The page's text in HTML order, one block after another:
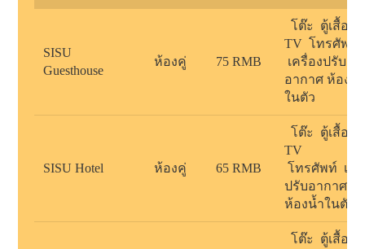
SISU
Guesthouse
ห้องคู่ 75 RMB
โต๊ะ ตู้เสื้อผ้
TV โทรศัพท์
เครื่องปรับ
อากาศ ห้องน้
ในตัว
SISU Hotel ห้องคู่ 65 RMB
โต๊ะ ตู้เสื้อผ้
TV
โทรศัพท์ เค
ปรับอากาศ
ห้องน้ำในตัว
โต๊ะ ตู้เสื้อผ้